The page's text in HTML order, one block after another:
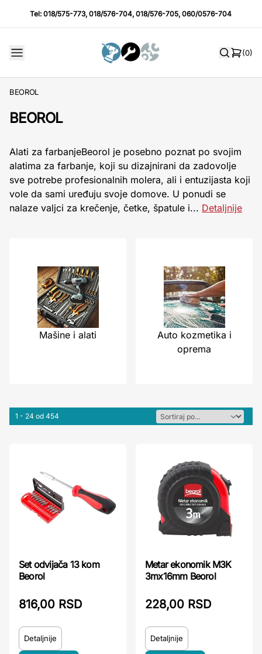
Tel:018/575-773,018/576-704,018/576-705,060/0576-704
(0)
BEOROL
BEOROL
Alati za farbanjeBeorol je posebno poznat po svojim
alatima za farbanje, koji su dizajnirani da zadovolje
sve potrebe profesionalnih molera, ali i entuzijasta koji
vole da sami uređuju svoje domove. U ponudi se
nalaze valjci za krečenje, četke, špatule i... Detaljnije
Mašine i alati
Auto kozmetika i
oprema
1 - 24 od 454
Set odvijača 13 kom
Beorol
816,00 RSD
Detaljnije
Metar ekonomik M3K
3mx16mm Beorol
228,00 RSD
Detaljnije